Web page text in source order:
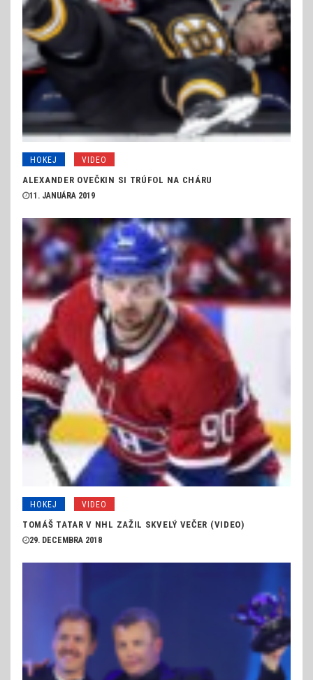
HOKEJ VIDEO
ALEXANDER OVEČKIN SI TRÚFOL NA CHÁRU
11. JANUÁRA 2019
HOKEJ VIDEO
TOMÁŠ TATAR V NHL ZAŽIL SKVELÝ VEČER (VIDEO)
29. DECEMBRA 2018